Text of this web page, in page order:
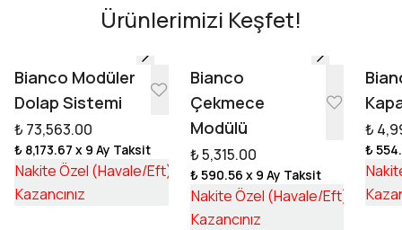
Tasarıma Başla
Ürünlerimizi Keşfet!
Bianco Modüler
Dolap Sistemi
₺ 73,563.00
₺ 8,173.67 x 9 Ay Taksit
Nakite Özel (Havale/Eft) ₺ 55,253.17
Kazancınız ₺ 18,309.83
Bianco
Çekmece
Modülü
₺ 5,315.00
₺ 590.56 x 9 Ay Taksit
Nakite Özel (Havale/Eft) ₺
Kazancınız
₺
₺